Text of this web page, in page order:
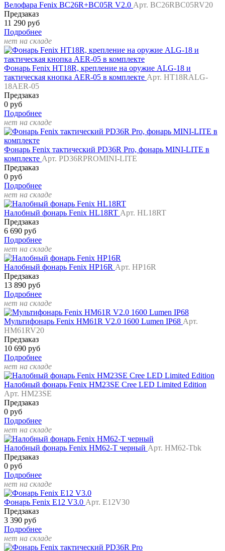
Велофара Fenix BC26R+BC05R V2.0 Арт. BC26RBC05RV20
Предзаказ
11 290 руб
Подробнее
нет на складе
Фонарь Fenix HT18R, крепление на оружие ALG-18 и
тактическая кнопка AER-05 в комплекте Арт. HT18RALG-
18AER-05
Предзаказ
0 руб
Подробнее
нет на складе
Фонарь Fenix тактический PD36R Pro, фонарь MINI-LITE в
комплекте Арт. PD36RPROMINI-LITE
Предзаказ
0 руб
Подробнее
нет на складе
Налобный фонарь Fenix HL18RT Арт. HL18RT
Предзаказ
6 690 руб
Подробнее
нет на складе
Налобный фонарь Fenix HP16R Арт. HP16R
Предзаказ
13 890 руб
Подробнее
нет на складе
Мультифонарь Fenix HM61R V2.0 1600 Lumen IP68 Арт.
HM61RV20
Предзаказ
10 690 руб
Подробнее
нет на складе
Налобный фонарь Fenix HM23SE Cree LED Limited Edition
Арт. HM23SE
Предзаказ
0 руб
Подробнее
нет на складе
Налобный фонарь Fenix HM62-T черный Арт. HM62-Tbk
Предзаказ
0 руб
Подробнее
нет на складе
Фонарь Fenix E12 V3.0 Арт. E12V30
Предзаказ
3 390 руб
Подробнее
нет на складе